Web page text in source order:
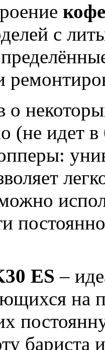
с
о
(не идет
ES –
на
бариста